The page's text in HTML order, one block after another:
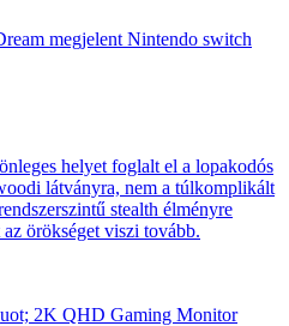
megjelent Nintendo switch
helyet foglalt el a lopakodós
látványra, nem a túlkomplikált
stealth élményre
örökséget viszi tovább.
2K QHD Gaming Monitor